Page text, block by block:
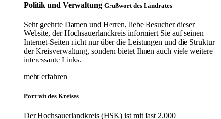
Politik und Verwaltung Grußwort des Landrates
Sehr geehrte Damen und Herren, liebe Besucher dieser
Website, der Hochsauerlandkreis informiert Sie auf seinen
Internet-Seiten nicht nur über die Leistungen und die Struktur
der Kreisverwaltung, sondern bietet Ihnen auch viele weitere
interessante Links.
mehr erfahren
Portrait des Kreises
Der Hochsauerlandkreis (HSK) ist mit fast 2.000